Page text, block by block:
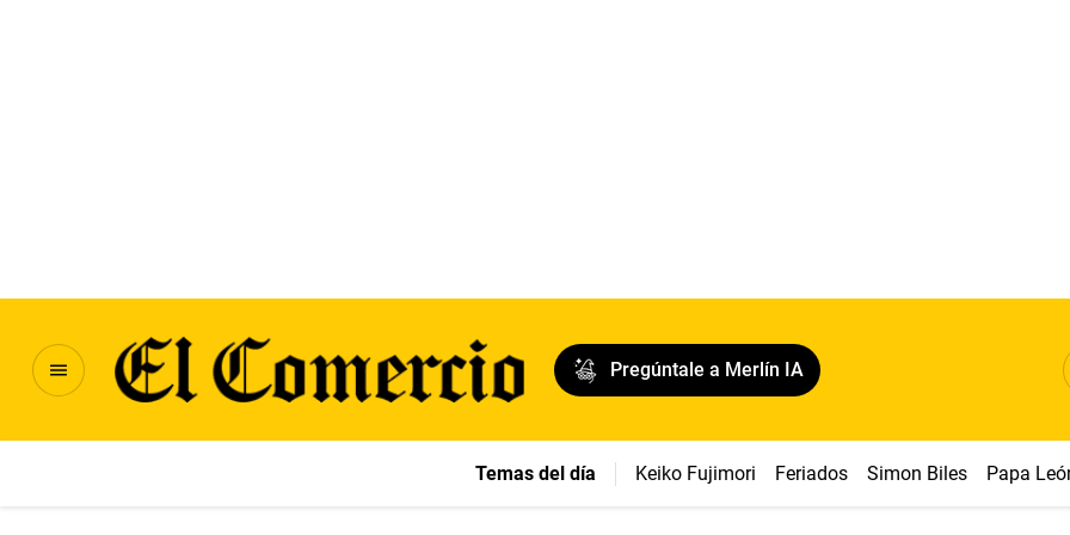
Pregúntale a Merlín IA
Temas del día Keiko Fujimori Feriados Simon Biles Papa